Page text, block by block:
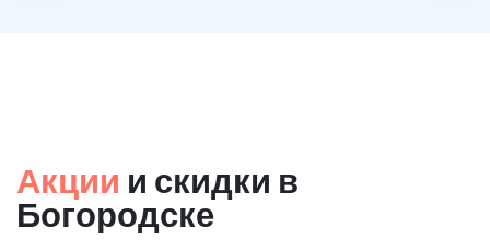
Акции и скидки в
Богородске